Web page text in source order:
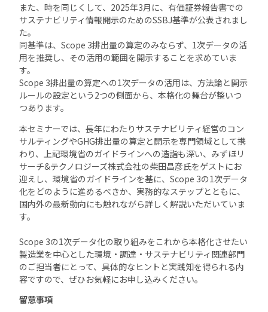
また、時を同じくして、2025年3月に、有価証券報告書での
サステナビリティ情報開示のためのSSBJ基準が公表されまし
た。
同基準は、Scope 3排出量の算定のみならず、1次データの活
用を推奨し、その活用の範囲を開示することを求めていま
す。
Scope 3排出量の算定への1次データの活用は、方法論と開示
ルールの設定という2つの側面から、本格化の舞台が整いつ
つあります。
本セミナーでは、長年にわたりサステナビリティ経営のコン
サルティングやGHG排出量の算定と開示を専門領域として携
わり、上記環境省のガイドラインへの造詣も深い、みずほリ
サーチ&テクノロジーズ株式会社の柴田昌彦氏をゲストにお
迎えし、環境省のガイドラインを基に、Scope 3の1次データ
化をどのように進めるべきか、実務的なステップとともに、
国内外の最新動向にも触れながら詳しく解説いただいていま
す。
Scope 3の1次データ化の取り組みをこれから本格化させたい
製造業を中心とした環境・調達・サステナビリティ関連部門
のご担当者にとって、具体的なヒントと実践知を得られる内
容ですので、ぜひお気軽にお申し込みください。
留意事項